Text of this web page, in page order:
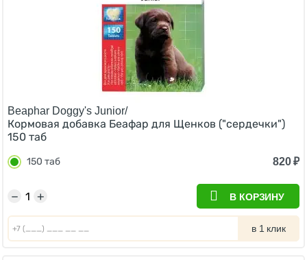
Beaphar Doggy's Junior/
Кормовая добавка Беафар для Щенков ("сердечки")
150 таб
150 таб 820₽
+
− В КОРЗИНУ
в 1 клик